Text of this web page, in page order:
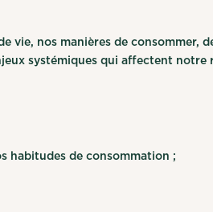
vie, nos manières de consommer,
systémiques qui affectent notre
habitudes de consommation ;